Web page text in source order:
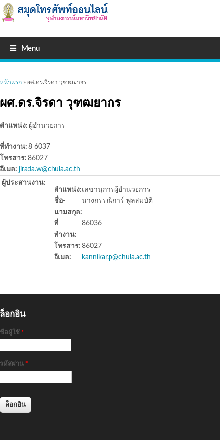
Menu
คุณอยู่ที่นี่
หน้าแรก » ผศ.ดร.จิรดา วุฑฒยากร
ผศ.ดร.จิรดา วุฑฒยากร
ตำแหน่ง: ผู้อำนวยการ
ที่ทำงาน: 8 6037
โทรสาร: 86027
อีเมล: jirada.w@chula.ac.th
ผู้ประสานงาน:
ตำแหน่ง:เลขานุการผู้อำนวยการ
ชื่อ-
นามสกุล:
นางกรรณิการ์ พูลสมบัติ
ที่
ทำงาน:
86036
โทรสาร: 86027
อีเมล:
kannikar.p@chula.ac.th
ล็อกอิน
ชื่อผู้ใช้ *
รหัสผ่าน *